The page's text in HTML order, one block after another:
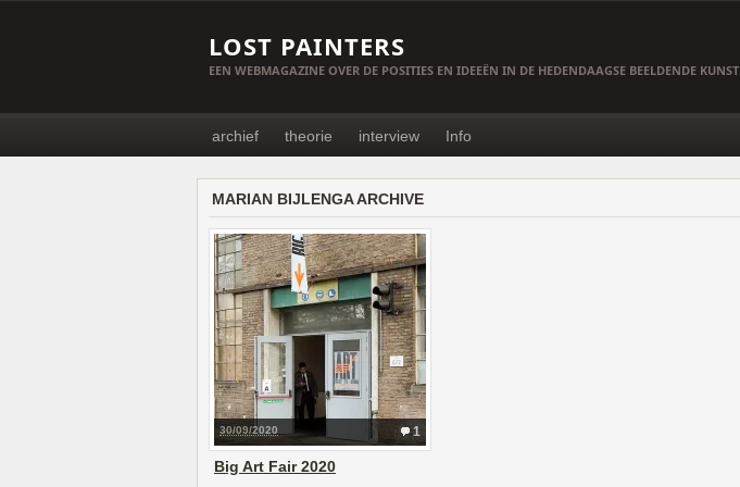
LOST PAINTERS
EEN WEBMAGAZINE OVER DE POSITIES EN IDEEËN IN DE HEDENDAAGSE BEELDENDE KUNST
archief theorie interview Info
MARIAN BIJLENGA ARCHIVE
1
30/09/2020
Big Art Fair 2020